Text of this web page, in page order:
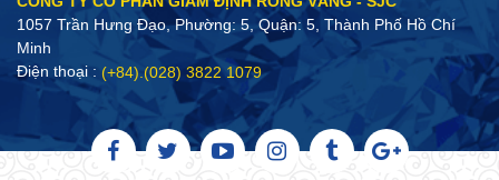
1057 Trần Hưng Đạo, Phường: 5, Quận: 5, Thành Phố Hồ Chí
Minh
Điện thoại : (+84).(028) 3822 1079